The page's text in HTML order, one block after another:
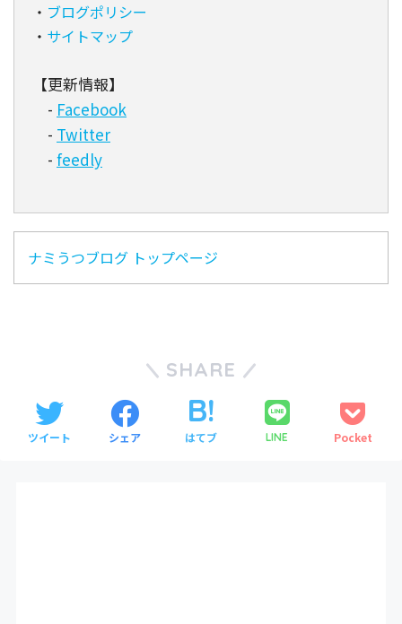
・ ブログポリシー
・ サイトマップ
【更新情報】
- Facebook
- Twitter
- feedly
ナミうつブログ トップページ
SHARE
ツイート シェア はてブ LINE Pocket